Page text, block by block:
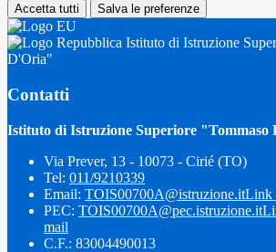
Accetta tutti Salva le preferenze
Istituto di Istruzione
D'Oria"
Contatti
Istituto di Istruzione Superiore "Tommaso
Via Prever, 13 - 10073 - Cirié (TO)
Tel: 011/9210339
Email: TOIS00700A@istruzione.itLink
PEC: TOIS00700A@pec.istruzione.it
mail
C.F.: 83004490013